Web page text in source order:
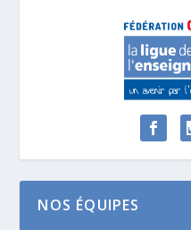
NOS ÉQUIPES